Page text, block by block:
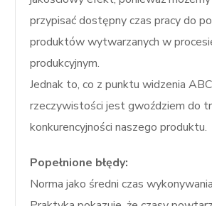
przypisać dostępny czas pracy do
produktów wytwarzanych w
produkcyjnym.
Jednak to, co z punktu widzenia
rzeczywistości jest gwoździem do
konkurencyjności naszego produktu.
Popełnione błędy:
Norma jako średni czas